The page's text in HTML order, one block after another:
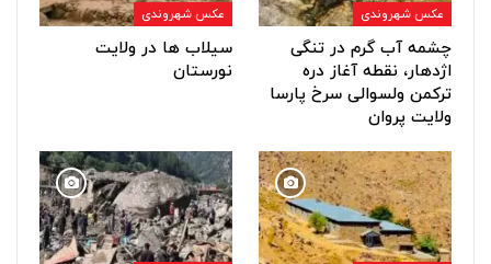
عکس شهروندی
چشمه آب گرم در تنگی
اژدهار، نقطه آغاز دره
ترکمن ولسوالی سرخ پارسا
ولایت پروان
عکس شهروندی
سیلاب ها در ولایت
نورستان